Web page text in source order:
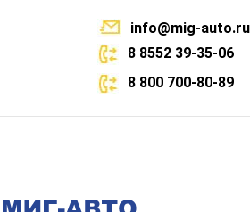
info@mig-auto.ru
8 8552 39-35-06
8 800 700-80-89